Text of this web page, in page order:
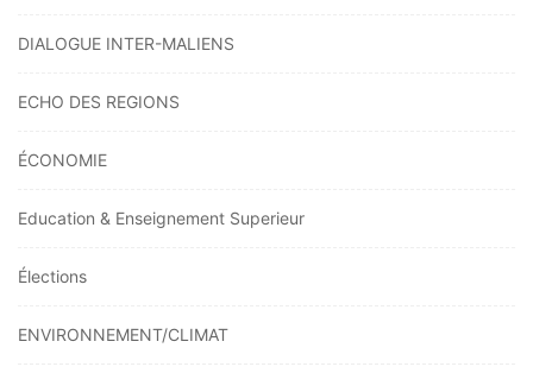
DIALOGUE INTER-MALIENS
ECHO DES REGIONS
ÉCONOMIE
Education & Enseignement Superieur
Élections
ENVIRONNEMENT/CLIMAT